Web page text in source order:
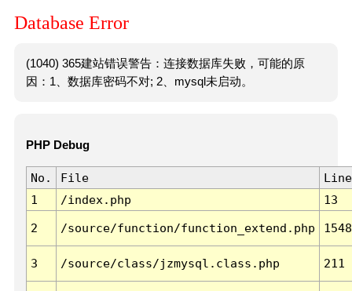
Database Error
(1040) 365建站错误警告：连接数据库失败，可能的原
因：1、数据库密码不对; 2、mysql未启动。
PHP Debug
No. File
Line
1
/index.php 13
2 /source/function/function_extend.php 1548
3 /source/class/jzmysql.class.php 211